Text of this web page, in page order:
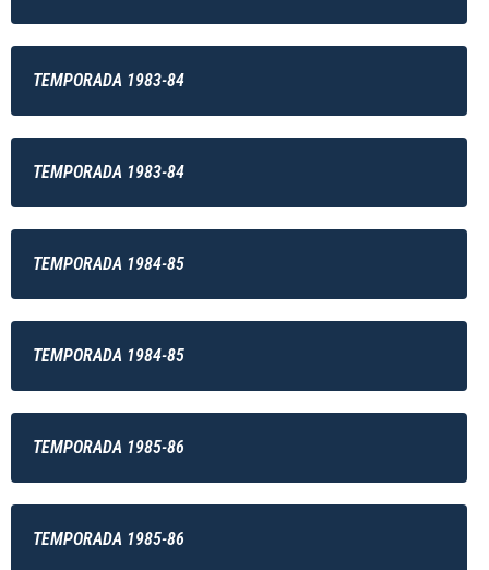
TEMPORADA 1983-84
TEMPORADA 1983-84
TEMPORADA 1984-85
TEMPORADA 1984-85
TEMPORADA 1985-86
TEMPORADA 1985-86